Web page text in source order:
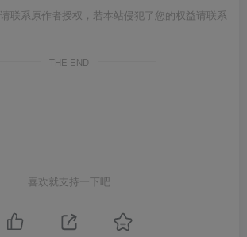
联系原作者授权，若本站侵犯了您的权益请联系
THE END
喜欢就支持一下吧